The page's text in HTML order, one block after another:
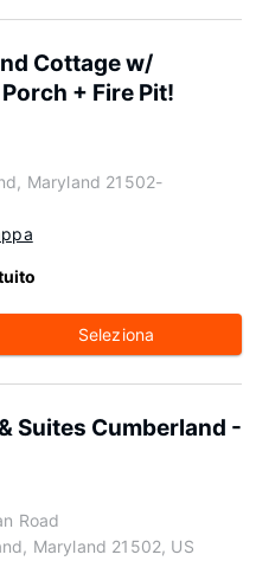
Cottage w/
+ Fire Pit!
Maryland 21502-
Seleziona
Suites Cumberland -
Road
Maryland 21502, US